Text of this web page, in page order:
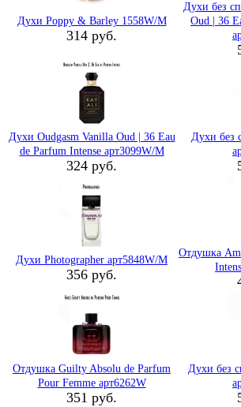
Духи Poppy & Barley 1558W/M
314 руб.
Духи без
Oud | 36
Духи Oudgasm Vanilla Oud | 36 Eau
de Parfum Intense арт3099W/M
324 руб.
Духи без
Духи Photographer арт5848W/M
356 руб.
Отдушка
Отдушка Guilty Absolu de Parfum
Pour Femme арт6262W
351 руб.
Духи без